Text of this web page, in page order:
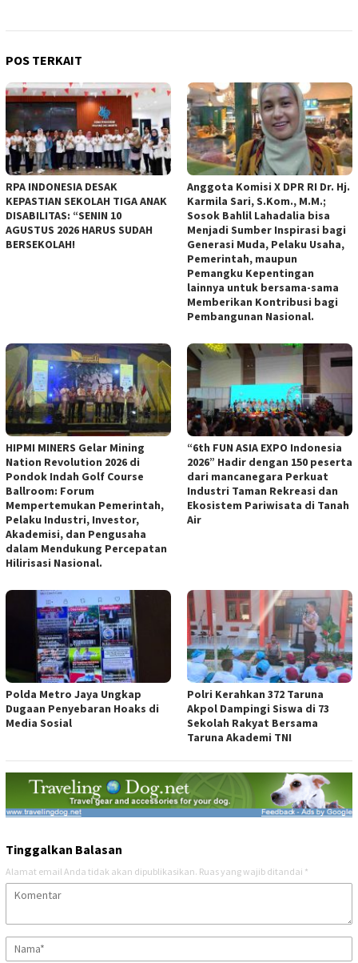
POS TERKAIT
RPA INDONESIA DESAK
KEPASTIAN SEKOLAH TIGA ANAK
DISABILITAS: “SENIN 10
AGUSTUS 2026 HARUS SUDAH
BERSEKOLAH!
Anggota Komisi X DPR RI Dr. Hj.
Karmila Sari, S.Kom., M.M.;
Sosok Bahlil Lahadalia bisa
Menjadi Sumber Inspirasi bagi
Generasi Muda, Pelaku Usaha,
Pemerintah, maupun
Pemangku Kepentingan
lainnya untuk bersama-sama
Memberikan Kontribusi bagi
Pembangunan Nasional.
HIPMI MINERS Gelar Mining
Nation Revolution 2026 di
Pondok Indah Golf Course
Ballroom: Forum
Mempertemukan Pemerintah,
Pelaku Industri, Investor,
Akademisi, dan Pengusaha
dalam Mendukung Percepatan
Hilirisasi Nasional.
“6th FUN ASIA EXPO Indonesia
2026” Hadir dengan 150 peserta
dari mancanegara Perkuat
Industri Taman Rekreasi dan
Ekosistem Pariwisata di Tanah
Air
Polda Metro Jaya Ungkap
Dugaan Penyebaran Hoaks di
Media Sosial
Polri Kerahkan 372 Taruna
Akpol Dampingi Siswa di 73
Sekolah Rakyat Bersama
Taruna Akademi TNI
Tinggalkan Balasan
Alamat email Anda tidak akan dipublikasikan. Ruas yang wajib ditandai *